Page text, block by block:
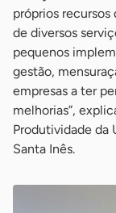
próprios
de diversos
pequenos
gestão,
empresas a ter
melhorias”,
Produtividade da
Santa Inês.